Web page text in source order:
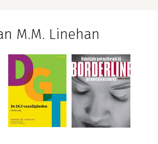
M.M. Linehan